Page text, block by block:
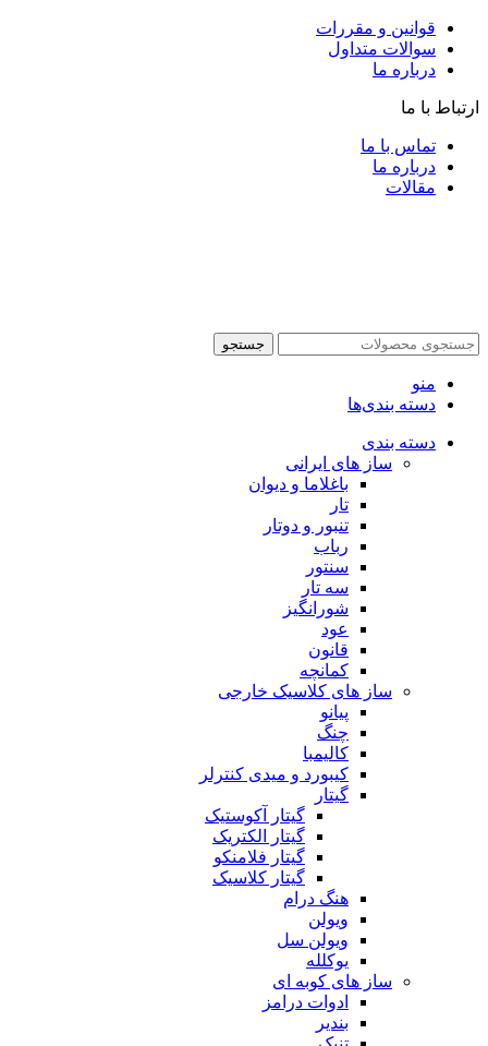
قوانین و مقررات
سوالات متداول
درباره ما
ارتباط با ما
تماس با ما
درباره ما
مقالات
جستجو
منو
دسته بندی‌ها
دسته بندی
ساز های ایرانی
باغلاما و دیوان
تار
تنبور و دوتار
رباب
سنتور
سه تار
شورانگیز
عود
قانون
کمانچه
ساز های کلاسیک خارجی
پیانو
چنگ
کالیمبا
کیبورد و میدی کنترلر
گیتار
گیتار آکوستیک
گیتار الکتریک
گیتار فلامنکو
گیتار کلاسیک
هنگ درام
ویولن
ویولن سل
یوکلله
ساز های کوبه ای
ادوات درامز
بندیر